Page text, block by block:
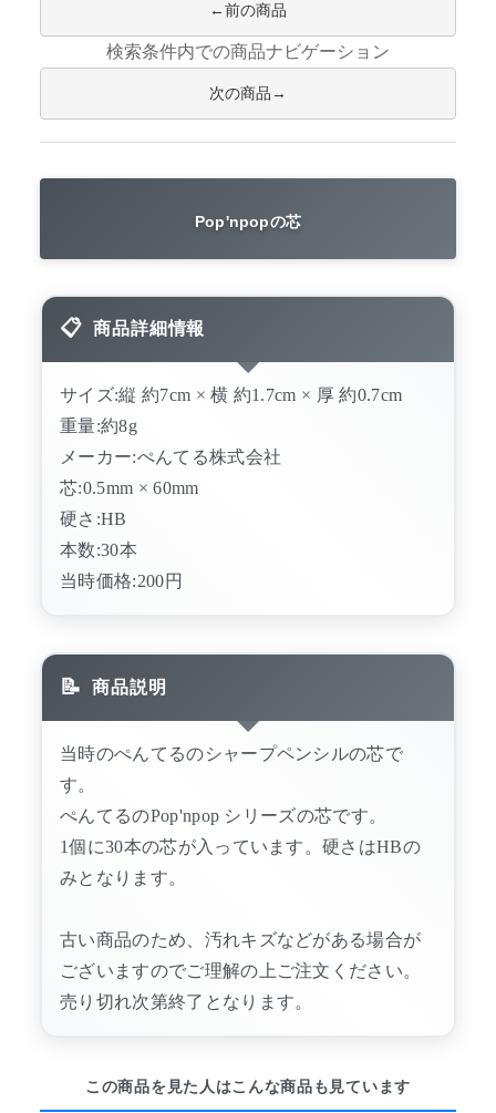
前の商品
検索条件内での商品ナビゲーション
次の商品
Pop'npopの芯
商品詳細情報
サイズ:縦 約7cm × 横 約1.7cm × 厚 約0.7cm
重量:約8g
メーカー:ぺんてる株式会社
芯:0.5mm × 60mm
硬さ:HB
本数:30本
当時価格:200円
商品説明
当時のぺんてるのシャープペンシルの芯で
す。
ぺんてるのPop'npop シリーズの芯です。
1個に30本の芯が入っています。硬さはHBの
みとなります。
古い商品のため、汚れキズなどがある場合が
ございますのでご理解の上ご注文ください。
売り切れ次第終了となります。
この商品を見た人はこんな商品も見ています